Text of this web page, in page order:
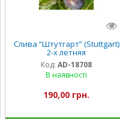
Слива “Штутгарт” (Stuttgart)
2-х летняя
Код: AD-18708
В наявності
190,00 грн.